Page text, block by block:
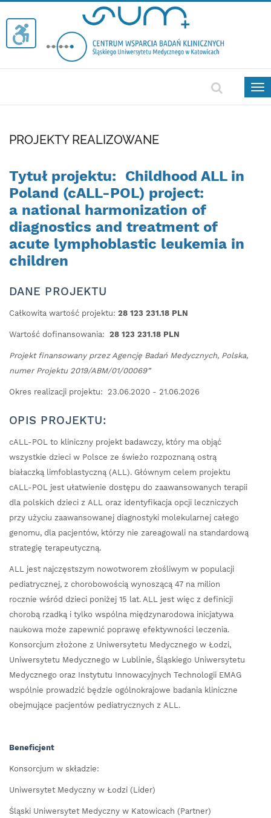
PROJEKTY REALIZOWANE
Tytuł projektu: Childhood ALL in
Poland (cALL-POL) project:
a national harmonization of
diagnostics and treatment of
acute lymphoblastic leukemia in
children
DANE PROJEKTU
Całkowita wartość projektu: 28 123 231.18 PLN
Wartość dofinansowania: 28 123 231.18 PLN
Projekt finansowany przez Agencję Badań Medycznych, Polska,
numer Projektu 2019/ABM/01/00069”
Okres realizacji projektu: 23.06.2020 - 21.06.2026
OPIS PROJEKTU:
cALL-POL to kliniczny projekt badawczy, który ma objąć
wszystkie dzieci w Polsce ze świeżo rozpoznaną ostrą
białaczką limfoblastyczną (ALL). Głównym celem projektu
cALL-POL jest ułatwienie dostępu do zaawansowanych terapii
dla polskich dzieci z ALL oraz identyfikacja opcji leczniczych
przy użyciu zaawansowanej diagnostyki molekularnej całego
genomu, dla pacjentów, którzy nie zareagowali na standardową
strategię terapeutyczną.
ALL jest najczęstszym nowotworem złośliwym w populacji
pediatrycznej, z chorobowością wynoszącą 47 na milion
rocznie wśród dzieci poniżej 15 lat. ALL jest więc z definicji
chorobą rzadką i tylko wspólna międzynarodowa inicjatywa
naukowa może zapewnić poprawę efektywności leczenia.
Konsorcjum złożone z Uniwersytetu Medycznego w Łodzi,
Uniwersytetu Medycznego w Lublinie, Śląskiego Uniwersytetu
Medycznego oraz Instytutu Innowacyjnych Technologii EMAG
wspólnie prowadzić będzie ogólnokrajowe badania kliniczne
obejmujące pacjentów pediatrycznych z ALL.
Beneficjent
Konsorcjum w składzie:
Uniwersytet Medyczny w Łodzi (Lider)
Śląski Uniwersytet Medyczny w Katowicach (Partner)